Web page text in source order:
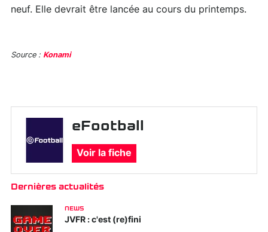
neuf. Elle devrait être lancée au cours du printemps.
Source : Konami
eFootball
Voir la fiche
Dernières actualités
NEWS
JVFR : c'est (re)fini